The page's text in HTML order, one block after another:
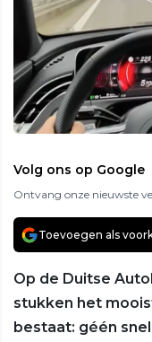
Volg ons op Google
Ontvang onze nieuwste
Toevoegen als
Op de Duitse
stukken het
bestaat: géén